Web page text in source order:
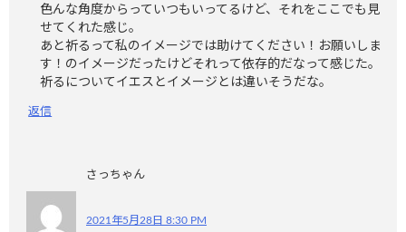
色んな角度からっていつもいってるけど、それをここでも見
せてくれた感じ。
あと祈るって私のイメージでは助けてください！お願いしま
す！のイメージだったけどそれって依存的だなって感じた。
祈るについてイエスとイメージとは違いそうだな。
返信
さっちゃん
2021年5月28日 8:30 PM